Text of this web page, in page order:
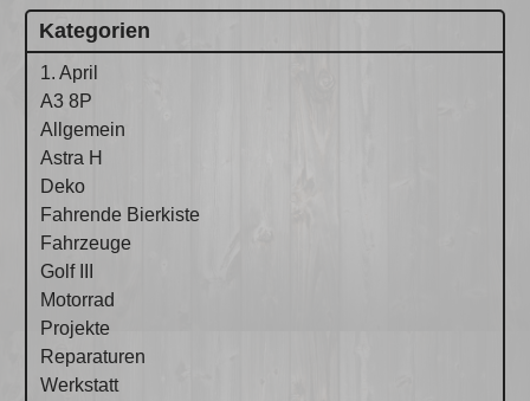
Kategorien
1. April
A3 8P
Allgemein
Astra H
Deko
Fahrende Bierkiste
Fahrzeuge
Golf III
Motorrad
Projekte
Reparaturen
Werkstatt